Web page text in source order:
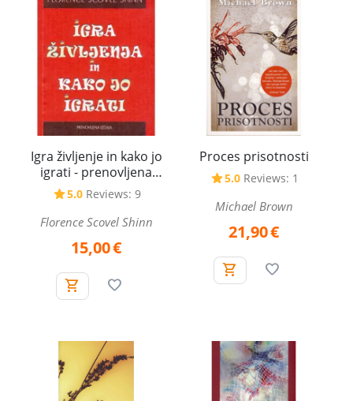
Igra življenje in kako jo
igrati - prenovljena
izdaja
5.0 Reviews: 9
Florence Scovel Shinn
15,00€
Proces prisotnosti
5.0 Reviews: 1
Michael Brown
21,90€